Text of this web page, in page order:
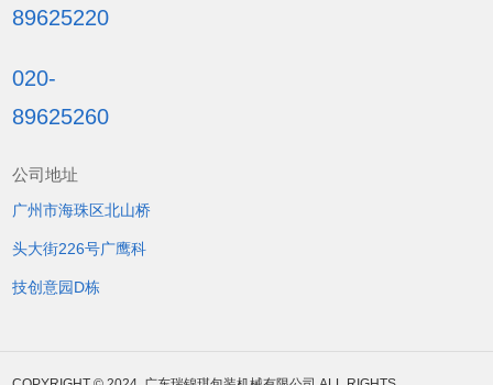
89625220
020-
89625260
公司地址
广州市海珠区北山桥
头大街226号广鹰科
技创意园D栋